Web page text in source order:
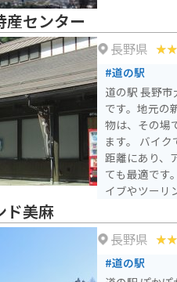
産センター
長野県
#道の駅
道の駅 長野
です。地元の
物は、その場
ます。 バイクで訪れる方は、長野自動車道 麻績ICから約20分の
距離にあり、
ても最適です
イブやツーリング
ェラートです
どが人気です
ド美麻
長野県
#道の駅